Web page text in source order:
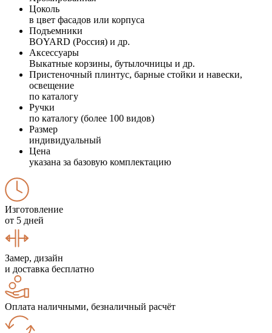
Цоколь
в цвет фасадов или корпуса
Подъемники
BOYARD (Россия) и др.
Аксессуары
Выкатные корзины, бутылочницы и др.
Пристеночный плинтус, барные стойки и навески,
освещение
по каталогу
Ручки
по каталогу (более 100 видов)
Размер
индивидуальный
Цена
указана за базовую комплектацию
Изготовление
от 5 дней
Замер, дизайн
и доставка бесплатно
Оплата наличными, безналичный расчёт